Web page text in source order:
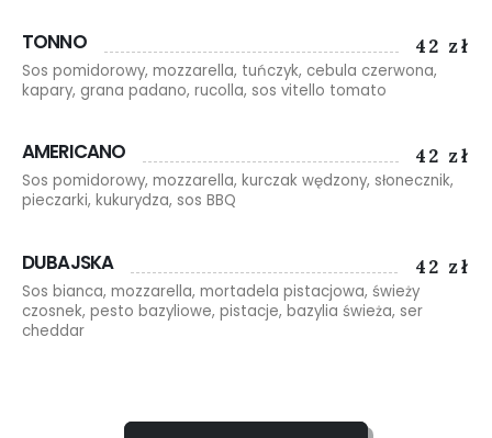
TONNO 42 zł
Sos pomidorowy, mozzarella, tuńczyk, cebula czerwona,
kapary, grana padano, rucolla, sos vitello tomato
AMERICANO 42 zł
Sos pomidorowy, mozzarella, kurczak wędzony, słonecznik,
pieczarki, kukurydza, sos BBQ
DUBAJSKA 42 zł
Sos bianca, mozzarella, mortadela pistacjowa, świeży
czosnek, pesto bazyliowe, pistacje, bazylia świeża, ser
cheddar